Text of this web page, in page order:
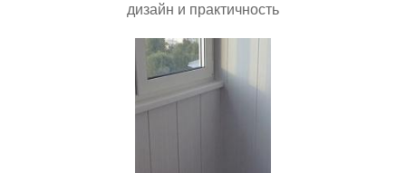
дизайн и практичность